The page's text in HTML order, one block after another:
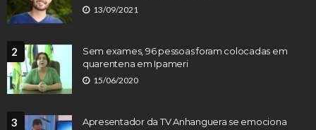
13/09/2021
2
Sem exames, 96 pessoas foram colocadas em
quarentena em Ipameri
15/06/2020
3
Apresentador da TV Anhanguera se emociona